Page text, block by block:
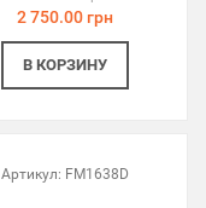
2 750.00 грн
В КОРЗИНУ
Артикул: FM1638D